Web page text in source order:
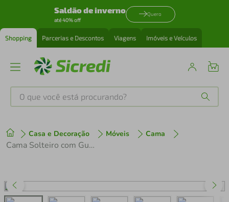
Saldão de inverno
até 40% off
Quero
Shopping Parcerias e Descontos Viagens Imóveis e Veículos
O que você está procurando?
Casa e Decoração Móveis Cama
Cama Solteiro com Guarda-Roupas/Roupeiro para Colchão 88 x 188 cm Multimóveis Branco
1 º tenis